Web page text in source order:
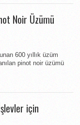
Noir Üzümü
600 yıllık üzüm
pinot noir üzümü
için